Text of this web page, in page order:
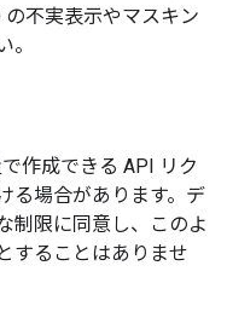
不実表示やマスキン
。
作成できる API リク
る場合があります。デ
制限に同意し、このよ
することはありませ